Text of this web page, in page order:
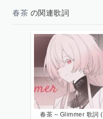
春茶 の関連歌詞
春茶 – Glimmer 歌詞 (